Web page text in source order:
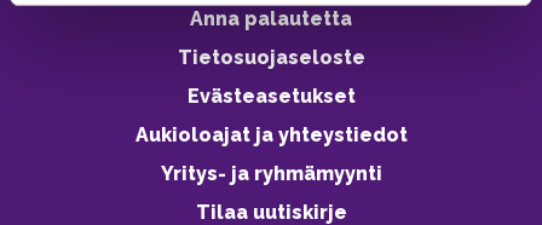
Anna palautetta
Tietosuojaseloste
Evästeasetukset
Aukioloajat ja yhteystiedot
Yritys- ja ryhmämyynti
Tilaa uutiskirje